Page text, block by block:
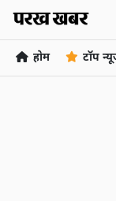
होम टॉप